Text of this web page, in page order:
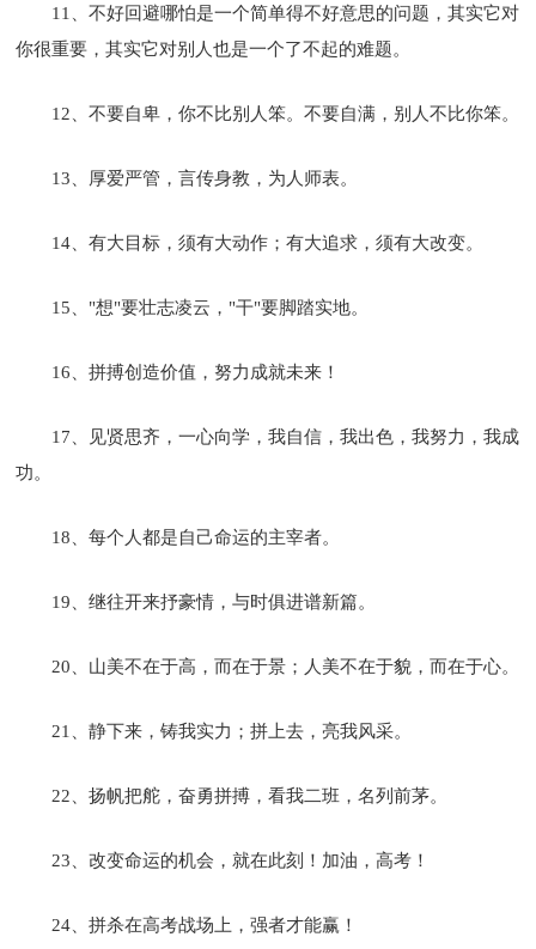
11、不好回避哪怕是一个简单得不好意思的问题，其实它对
你很重要，其实它对别人也是一个了不起的难题。
12、不要自卑，你不比别人笨。不要自满，别人不比你笨。
13、厚爱严管，言传身教，为人师表。
14、有大目标，须有大动作；有大追求，须有大改变。
15、"想"要壮志凌云，"干"要脚踏实地。
16、拼搏创造价值，努力成就未来！
17、见贤思齐，一心向学，我自信，我出色，我努力，我成
功。
18、每个人都是自己命运的主宰者。
19、继往开来抒豪情，与时俱进谱新篇。
20、山美不在于高，而在于景；人美不在于貌，而在于心。
21、静下来，铸我实力；拼上去，亮我风采。
22、扬帆把舵，奋勇拼搏，看我二班，名列前茅。
23、改变命运的机会，就在此刻！加油，高考！
24、拼杀在高考战场上，强者才能赢！